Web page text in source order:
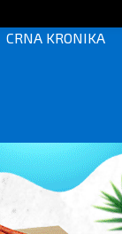
CRNA KRONIKA